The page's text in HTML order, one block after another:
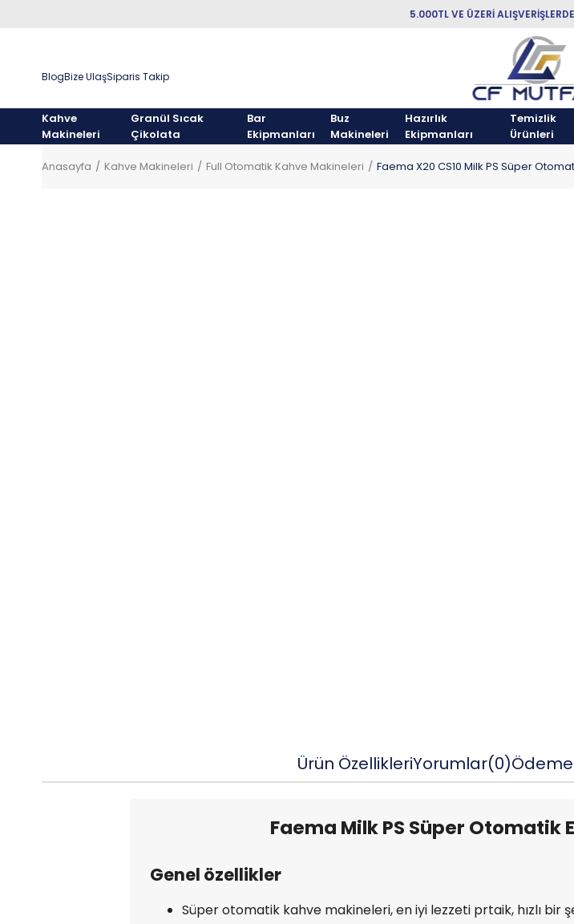
5.000TL VE ÜZERİ
BlogBize UlaşSiparis Takip
Kahve
Makineleri
Granül Sıcak
Çikolata
Bar
Ekipmanları
Buz
Makineleri
Hazırlık
Ekipmanları
Temizlik
Ürünleri
Anasayfa Kahve Makineleri Full Otomatik Kahve Makineleri Faema X20 CS10 Milk PS Süper
Ürün ÖzellikleriYorumlar(0)
Faema Milk PS Süper Otomatik
Genel özellikler
Süper otomatik kahve makineleri, en iyi lezzeti prtaik, hızlı bir